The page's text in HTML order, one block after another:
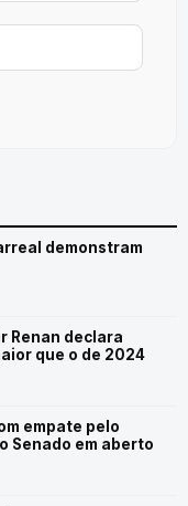
demonstram
Renan declara
que o de 2024
empate pelo
Senado em aberto